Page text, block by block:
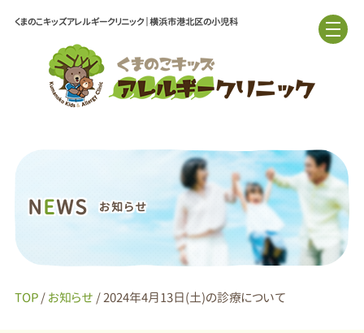
くまのこキッズアレルギークリニック｜横浜市港北区の小児科
NEWS お知らせ
TOP/お知らせ / 2024年4月13日(土)の診療について